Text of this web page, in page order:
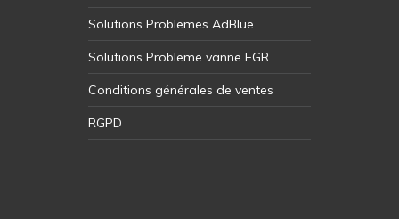
Solutions Problemes AdBlue
Solutions Probleme vanne EGR
Conditions générales de ventes
RGPD